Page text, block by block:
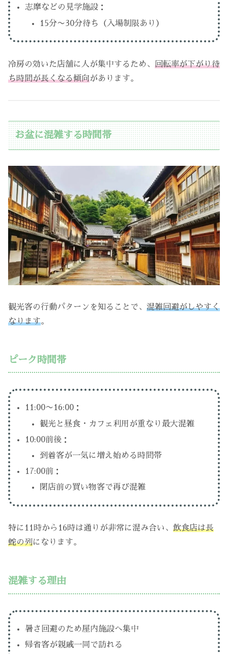
志摩などの見学施設：
15分〜30分待ち（入場制限あり）
冷房の効いた店舗に人が集中するため、 回転率が下がり待
ち時間が長くなる傾向があります。
お盆に混雑する時間帯
観光客の行動パターンを知ることで、 混雑回避がしやすく
なります。
ピーク時間帯
11:00〜16:00：
観光と昼食・カフェ利用が重なり最大混雑
10:00前後：
到着客が一気に増え始める時間帯
17:00前：
閉店前の買い物客で再び混雑
特に11時から16時は通りが非常に混み合い、 飲食店は長
蛇の列になります。
混雑する理由
暑さ回避のため屋内施設へ集中
帰省客が親戚一同で訪れる